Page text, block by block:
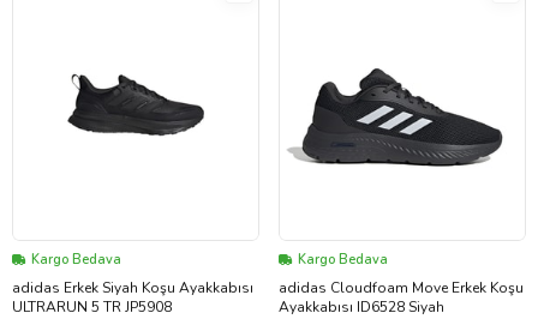
Kargo Bedava
adidas Erkek Siyah Koşu Ayakkabısı
ULTRARUN 5 TR JP5908
Kargo Bedava
adidas Cloudfoam Move Erkek Koşu
Ayakkabısı ID6528 Siyah